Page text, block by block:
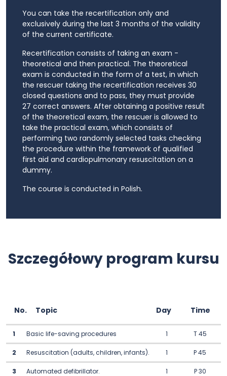
You can take the recertification only and
exclusively during the last 3 months of the validity
of the current certificate.
Recertification consists of taking an exam -
theoretical and then practical. The theoretical
exam is conducted in the form of a test, in which
the rescuer taking the recertification receives 30
closed questions and to pass, they must provide
27 correct answers. After obtaining a positive result
of the theoretical exam, the rescuer is allowed to
take the practical exam, which consists of
performing two randomly selected tasks checking
the procedure within the framework of qualified
first aid and cardiopulmonary resuscitation on a
dummy.
The course is conducted in Polish.
Szczegółowy program kursu
No. Topic Day Time
1 Basic life-saving procedures 1 T 45
2 Resuscitation (adults, children, infants). 1 P 45
3 Automated defibrillator. 1 P 30